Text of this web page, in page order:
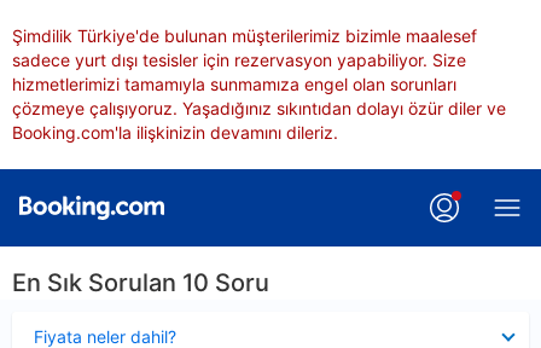
Şimdilik Türkiye'de bulunan müşterilerimiz bizimle maalesef
sadece yurt dışı tesisler için rezervasyon yapabiliyor. Size
hizmetlerimizi tamamıyla sunmamıza engel olan sorunları
çözmeye çalışıyoruz. Yaşadığınız sıkıntıdan dolayı özür diler ve
Booking.com'la ilişkinizin devamını dileriz.
En Sık Sorulan 10 Soru
Fiyata neler dahil?